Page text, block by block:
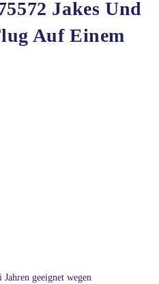
Jakes Und
Auf Einem
geeignet wegen